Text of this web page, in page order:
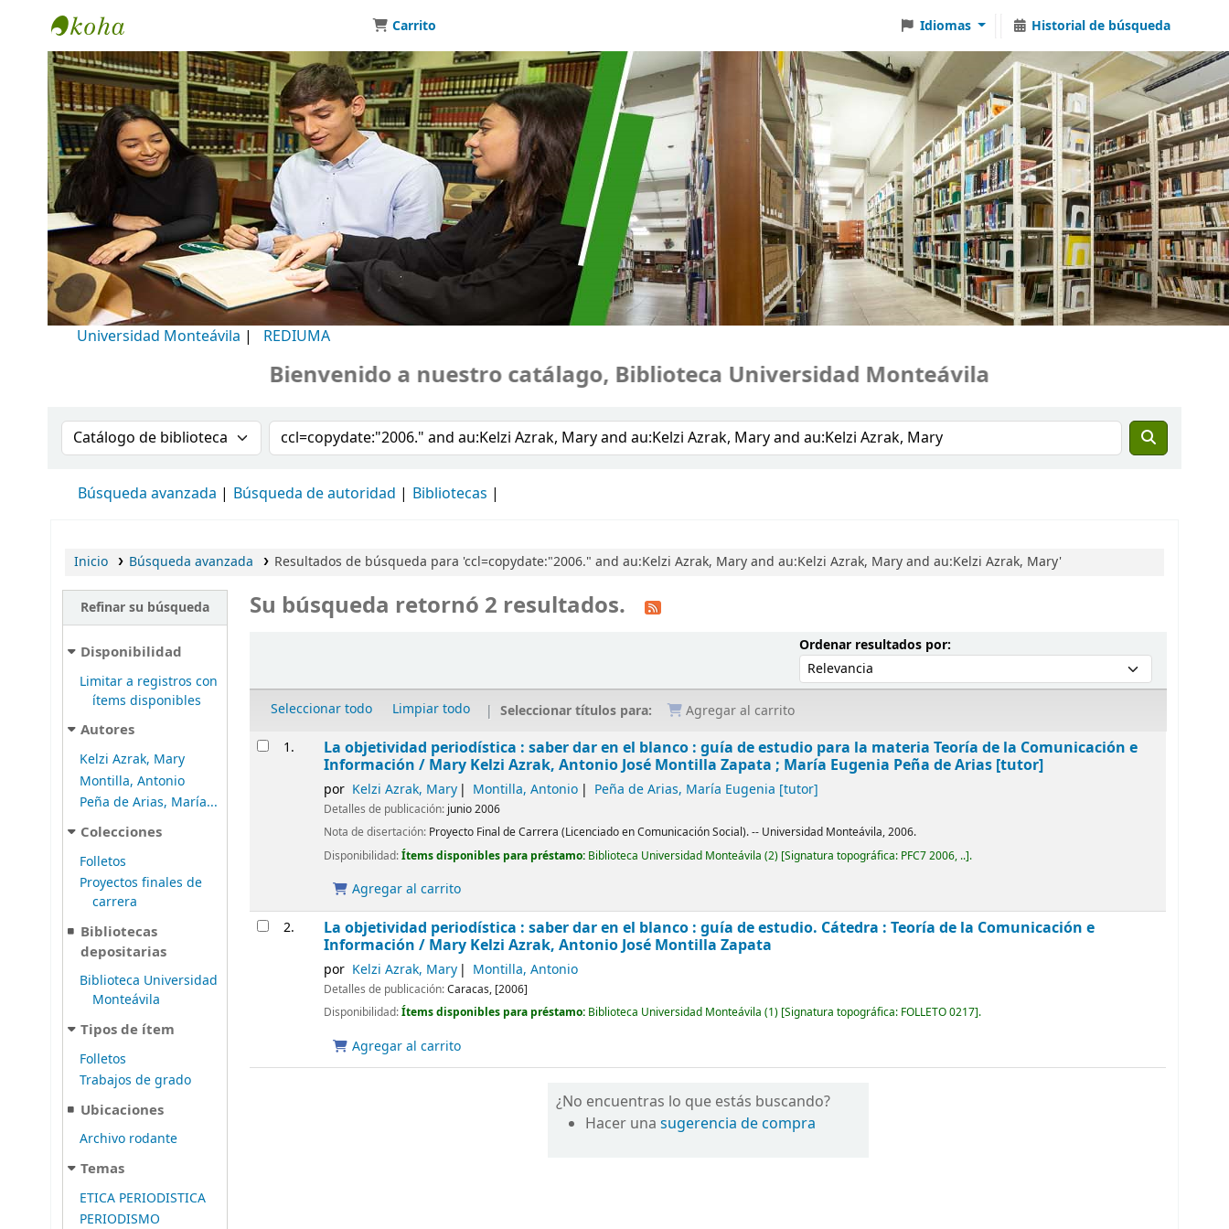
Biblioteca Universidad Monteávila
Carrito Idiomas Historial de búsqueda
Universidad Monteávila | REDIUMA
Bienvenido a nuestro catálago, Biblioteca Universidad Monteávila
Buscar en el catálogo por:Buscar en el catálogo
Búsqueda avanzada Búsqueda de autoridad Bibliotecas
Inicio Búsqueda avanzada Resultados de búsqueda para 'ccl=copydate:"2006." and au:Kelzi Azrak, Mary and au:Kelzi Azrak, Mary and au:Kelzi Azrak, Mary'
Refinar su búsqueda
Disponibilidad
Limitar a registros con
ítems disponibles
Autores
Kelzi Azrak, Mary
Montilla, Antonio
Peña de Arias, María...
Colecciones
Folletos
Proyectos finales de
carrera
Bibliotecas
depositarias
Biblioteca Universidad
Monteávila
Tipos de ítem
Folletos
Trabajos de grado
Ubicaciones
Archivo rodante
Temas
ETICA PERIODISTICA
PERIODISMO
Su búsqueda retornó 2 resultados.
Ordenar resultados por:Ordenar por:
Seleccionar todo Limpiar todo Seleccionar títulos para: Agregar al carrito
Resultados
1.
La objetividad periodística : saber dar en el blanco : guía de estudio para la materia Teoría de la Comunicación e
Información / Mary Kelzi Azrak, Antonio José Montilla Zapata ; María Eugenia Peña de Arias [tutor]
por Kelzi Azrak, Mary Montilla, Antonio Peña de Arias, María Eugenia [tutor]
Detalles de publicación: junio 2006
Nota de disertación: Proyecto Final de Carrera (Licenciado en Comunicación Social). -- Universidad Monteávila, 2006.
Disponibilidad:Ítems disponibles para préstamo: Biblioteca Universidad Monteávila (2) Signatura topográfica: PFC7 2006, .. .
Agregar al carrito
2.
La objetividad periodística : saber dar en el blanco : guía de estudio. Cátedra : Teoría de la Comunicación e
Información / Mary Kelzi Azrak, Antonio José Montilla Zapata
por Kelzi Azrak, Mary Montilla, Antonio
Detalles de publicación:Caracas, [2006]
Disponibilidad:Ítems disponibles para préstamo: Biblioteca Universidad Monteávila (1) Signatura topográfica: FOLLETO 0217 .
Agregar al carrito
¿No encuentras lo que estás buscando?
Hacer unasugerencia de compra